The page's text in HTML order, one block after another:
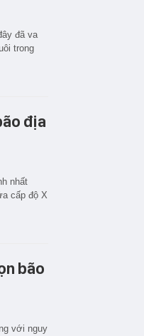
đã va
trong
địa
nhất
cấp độ X
bão
với nguy